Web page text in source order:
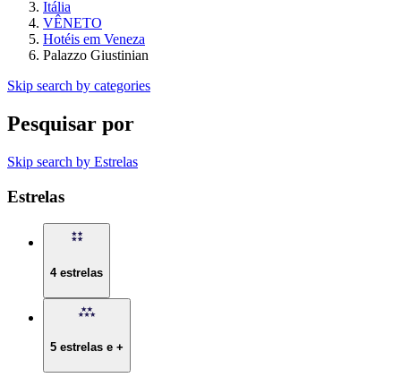
Itália
VÊNETO
Hotéis em Veneza
Palazzo Giustinian
Skip search by categories
Pesquisar por
Skip search by Estrelas
Estrelas
4 estrelas
5 estrelas e +